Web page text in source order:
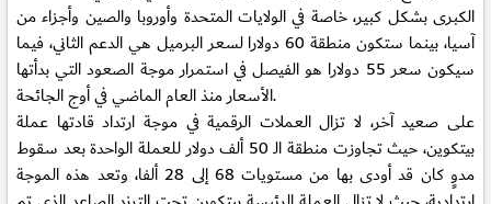
الكبرى بشكل كبير، خاصة في الولايات المتحدة وأوروبا والصين وأجزاء من
آسيا، بينما ستكون منطقة 60 دولارا لسعر البرميل هي الدعم الثاني، فيما
سيكون سعر 55 دولارا هو الفيصل في استمرار موجة الصعود التي بدأتها
الأسعار منذ العام الماضي في أوج الجائحة.
على صعيد آخر، لا تزال العملات الرقمية في موجة ارتداد قادتها عملة
بيتكوين، حيث تجاوزت منطقة الـ 50 ألف دولار للعملة الواحدة بعد سقوط
مدوٍ كان قد أودى بها من مستويات 68 إلى 28 ألفا، وتعد هذه الموجة